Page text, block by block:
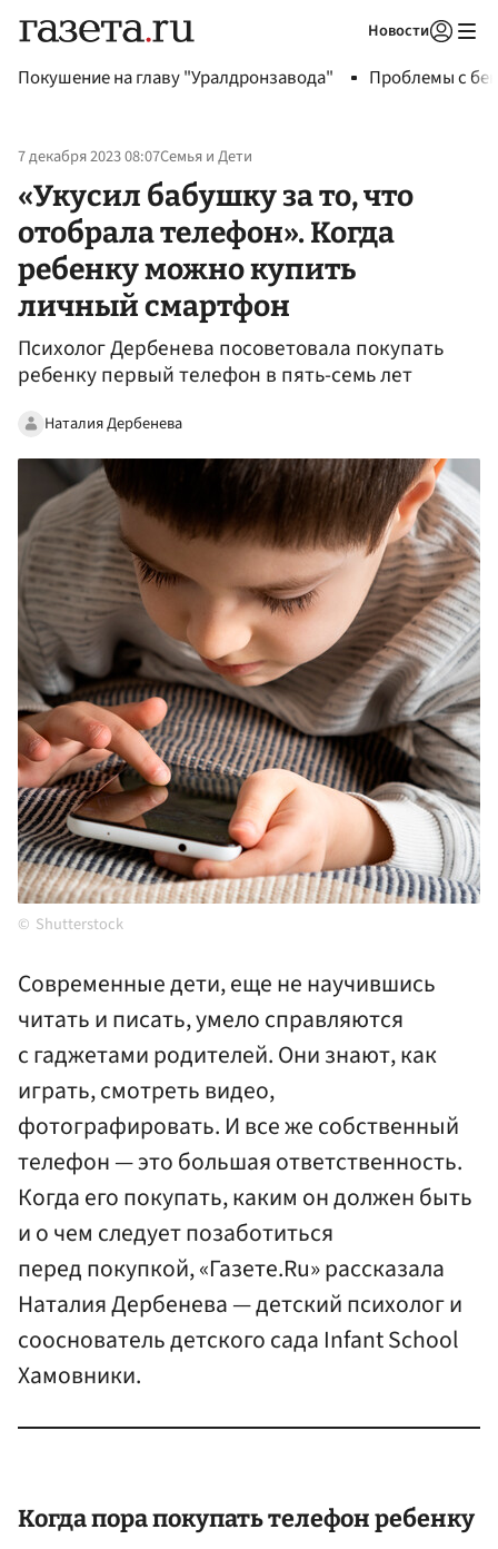
Новости
Покушение на главу "Уралдронзавода" Проблемы с
7 декабря 2023 08:07Семья и Дети
«Укусил бабушку за то, что
отобрала телефон». Когда
ребенку можно купить
личный смартфон
Психолог Дербенева посоветовала покупать
ребенку первый телефон в пять-семь лет
Наталия Дербенева
Shutterstock
Современные дети, еще не научившись
читать и писать, умело справляются
с гаджетами родителей. Они знают, как
играть, смотреть видео,
фотографировать. И все же собственный
телефон — это большая ответственность.
Когда его покупать, каким он должен быть
и о чем следует позаботиться
перед покупкой, «Газете.Ru» рассказала
Наталия Дербенева — детский психолог и
сооснователь детского сада Infant School
Хамовники.
Когда пора покупать телефон ребенку